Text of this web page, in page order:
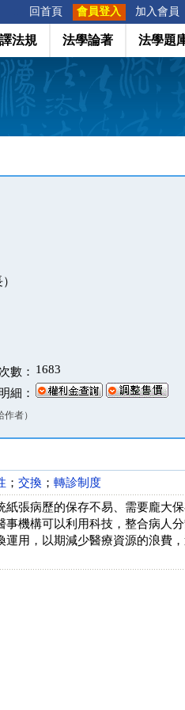
回首頁 會員登入 加入會員
法規 法學論著 法學題
數： 1683
細：
者）
； 交換 ； 轉診制度
張病歷的保存不易、需要龐大
機構可以利用科技，整合病人
用，以期減少醫療資源的浪費